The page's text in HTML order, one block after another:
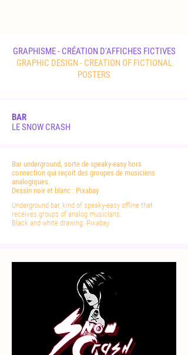
GRAPHISME - CRÉATION D'AFFICHES FICTIVES
GRAPHIC DESIGN - CREATION OF FICTIONAL
POSTERS
BAR
LE SNOW CRASH
Bar underground, sorte de speaky-easy hors
connection qui reçoit des groupes de musiciens
analogiques.
Dessin noir et blanc : Pixabay
Underground bar, kind of speaky-easy offline that
receives groups of analog musicians.
Black and white drawing: Pixabay